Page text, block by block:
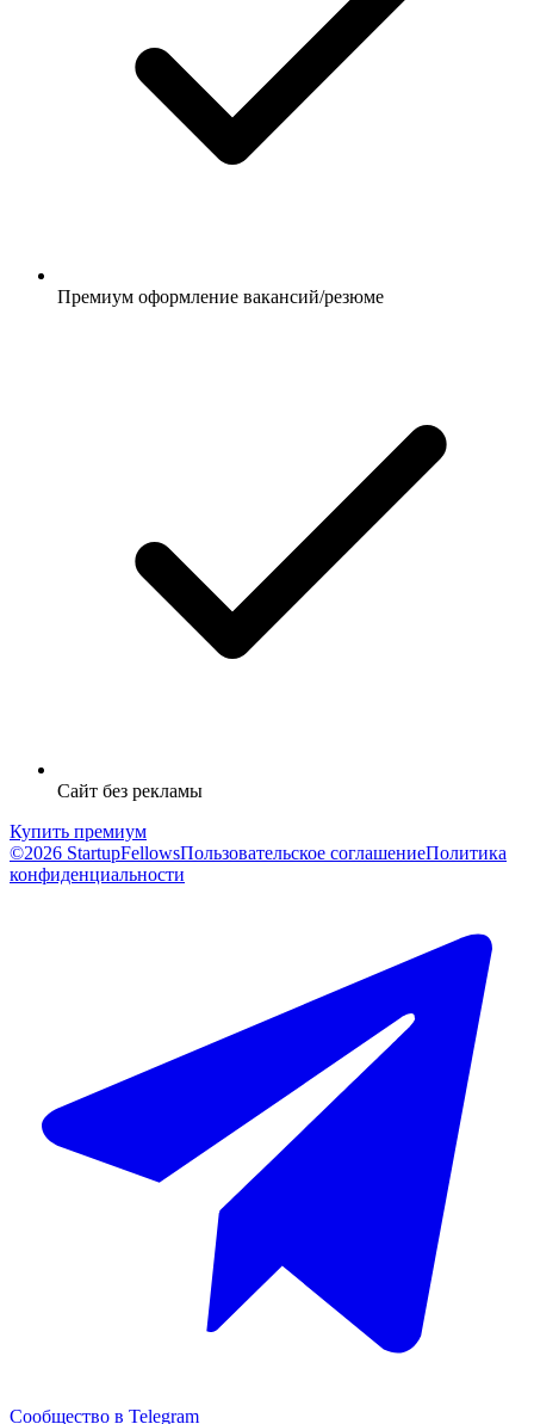
Премиум оформление вакансий/резюме
Сайт без рекламы
Купить премиум
©2026 StartupFellowsПользовательское соглашениеПолитика
конфиденциальности
Сообщество в Telegram